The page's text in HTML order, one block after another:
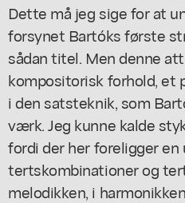
Dette må jeg sige for at
forsynet Bartóks første
sådan titel. Men denne
kompositorisk forhold, et
i den satsteknik, som
værk. Jeg kunne kalde
fordi der her foreligger
tertskombinationer og
melodikken, i